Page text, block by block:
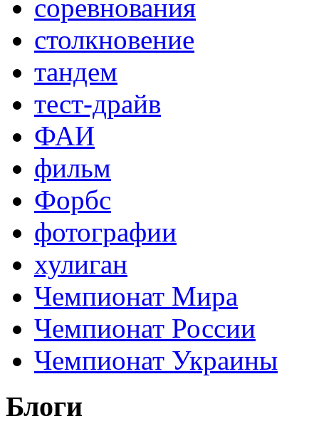
соревнования
столкновение
тандем
тест-драйв
ФАИ
фильм
Форбс
фотографии
хулиган
Чемпионат Мира
Чемпионат России
Чемпионат Украины
Блоги